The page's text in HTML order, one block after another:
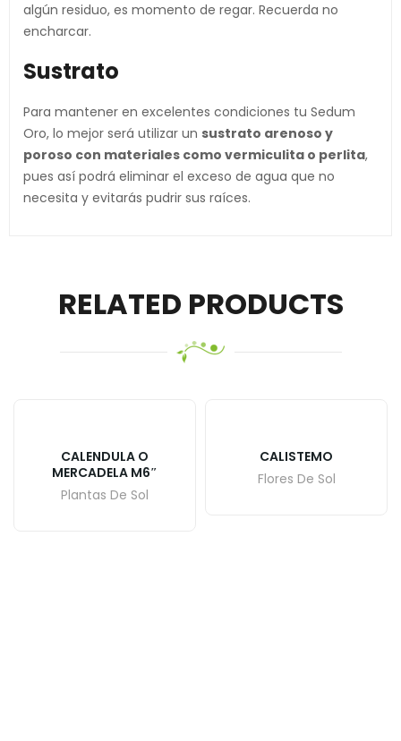
algún residuo, es momento de regar. Recuerda no
encharcar.
Sustrato
Para mantener en excelentes condiciones tu Sedum
Oro, lo mejor será utilizar un sustrato arenoso y
poroso con materiales como vermiculita o perlita,
pues así podrá eliminar el exceso de agua que no
necesita y evitarás pudrir sus raíces.
RELATED PRODUCTS
CALENDULA O
MERCADELA M6″
Plantas De Sol
CALISTEMO
Flores De Sol